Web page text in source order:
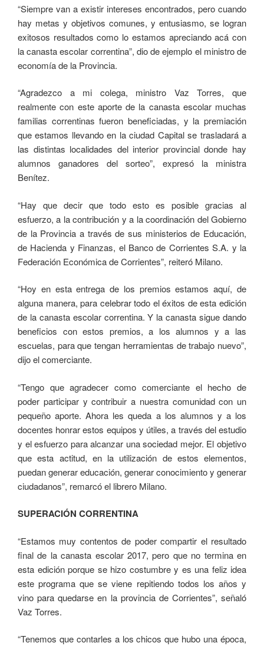
“Siempre van a existir intereses encontrados, pero cuando
hay metas y objetivos comunes, y entusiasmo, se logran
exitosos resultados como lo estamos apreciando acá con
la canasta escolar correntina”, dio de ejemplo el ministro de
economía de la Provincia.
“Agradezco a mi colega, ministro Vaz Torres, que
realmente con este aporte de la canasta escolar muchas
familias correntinas fueron beneficiadas, y la premiación
que estamos llevando en la ciudad Capital se trasladará a
las distintas localidades del interior provincial donde hay
alumnos ganadores del sorteo”, expresó la ministra
Benítez.
“Hay que decir que todo esto es posible gracias al
esfuerzo, a la contribución y a la coordinación del Gobierno
de la Provincia a través de sus ministerios de Educación,
de Hacienda y Finanzas, el Banco de Corrientes S.A. y la
Federación Económica de Corrientes”, reiteró Milano.
“Hoy en esta entrega de los premios estamos aquí, de
alguna manera, para celebrar todo el éxitos de esta edición
de la canasta escolar correntina. Y la canasta sigue dando
beneficios con estos premios, a los alumnos y a las
escuelas, para que tengan herramientas de trabajo nuevo”,
dijo el comerciante.
“Tengo que agradecer como comerciante el hecho de
poder participar y contribuir a nuestra comunidad con un
pequeño aporte. Ahora les queda a los alumnos y a los
docentes honrar estos equipos y útiles, a través del estudio
y el esfuerzo para alcanzar una sociedad mejor. El objetivo
que esta actitud, en la utilización de estos elementos,
puedan generar educación, generar conocimiento y generar
ciudadanos”, remarcó el librero Milano.
SUPERACIÓN CORRENTINA
“Estamos muy contentos de poder compartir el resultado
final de la canasta escolar 2017, pero que no termina en
esta edición porque se hizo costumbre y es una feliz idea
este programa que se viene repitiendo todos los años y
vino para quedarse en la provincia de Corrientes”, señaló
Vaz Torres.
“Tenemos que contarles a los chicos que hubo una época,